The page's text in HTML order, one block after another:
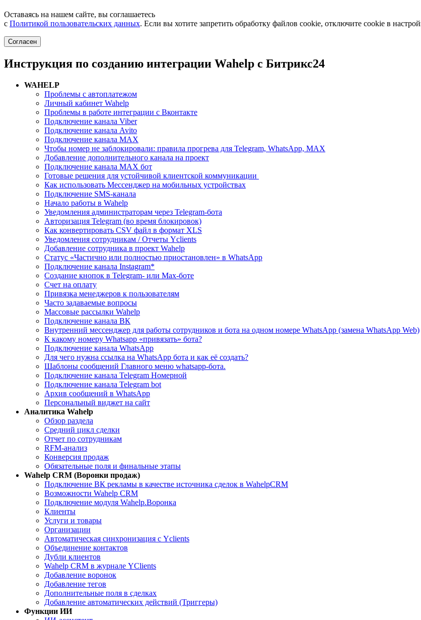
Оставаясь на нашем сайте, вы соглашаетесь
с Политикой пользовательских данных. Если вы хотите запретить обработку файлов cookie, отключите cookie в
Согласен
Инструкция по созданию интеграции Wahelp c Битрикс24
WAHELP
Проблемы с автоплатежом
Личный кабинет Wahelp
Проблемы в работе интеграции с Вконтакте
Подключение канала Viber
Подключение канала Avito
Подключение канала MAX
Чтобы номер не заблокировали: правила прогрева для Telegram, WhatsApp, MAX
Добавление дополнительного канала на проект
Подключение канала MAX бот
Готовые решения для устойчивой клиентской коммуникации
Как использовать Мессенджер на мобильных устройствах
Подключение SMS‑канала
Начало работы в Wahelp
Уведомления администраторам через Telegram‑бота
Авторизация Telegram (во время блокировок)
Как конвертировать CSV файл в формат XLS
Уведомления сотрудникам / Отчеты Yclients
Добавление сотрудника в проект Wahelp
Статус «Частично или полностью приостановлен» в WhatsApp
Подключение канала Instagram*
Создание кнопок в Telegram- или Max-боте
Счет на оплату
Привязка менеджеров к пользователям
Часто задаваемые вопросы
Массовые рассылки Wahelp
Подключение канала ВК
Внутренний мессенджер для работы сотрудников и бота на одном номере WhatsApp (замена WhatsApp Web)
К какому номеру Whatsapp «привязать» бота?
Подключение канала WhatsApp
Для чего нужна ссылка на WhatsApp бота и как её создать?
Шаблоны сообщений Главного меню whatsapp-бота.
Подключение канала Telegram Номерной
Подключение канала Telegram bot
Архив сообщений в WhatsApp
Персональный виджет на сайт
Aналитика Wahelp
Обзор раздела
Средний цикл сделки
Отчет по сотрудникам
RFM-анализ
Конверсия продаж
Обязательные поля и финальные этапы
Wahelp CRM (Воронки продаж)
Подключение ВК рекламы в качестве источника сделок в WahelpCRM
Возможности Wahelp CRM
Подключение модуля Wahelp.Воронка
Клиенты
Услуги и товары
Организации
Автоматическая синхронизация с Yclients
Объединение контактов
Дубли клиентов
Wahelp CRM в журнале YClients
Добавление воронок
Добавление тегов
Дополнительные поля в сделках
Добавление автоматических действий (Триггеры)
Функции ИИ